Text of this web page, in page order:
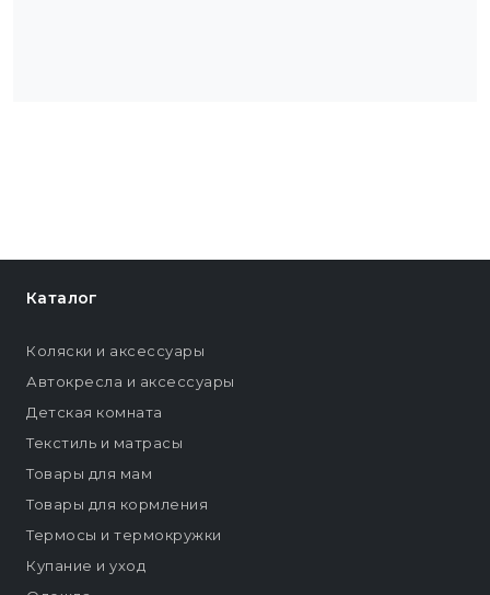
Каталог
Коляски и аксессуары
Автокресла и аксессуары
Детская комната
Текстиль и матрасы
Товары для мам
Товары для кормления
Термосы и термокружки
Купание и уход